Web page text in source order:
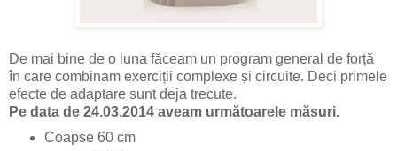
De mai bine de o luna făceam un program general de forță
în care combinam exerciții complexe și circuite. Deci primele
efecte de adaptare sunt deja trecute.
Pe data de 24.03.2014 aveam următoarele măsuri.
Coapse 60 cm